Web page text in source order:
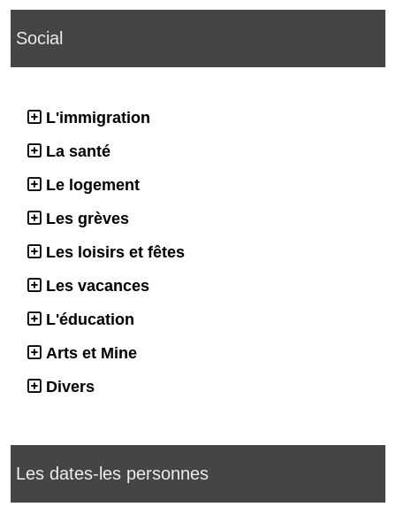
Social
L'immigration
La santé
Le logement
Les grèves
Les loisirs et fêtes
Les vacances
L'éducation
Arts et Mine
Divers
Les dates-les personnes